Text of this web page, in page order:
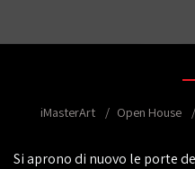
iMasterArt Open House
Si aprono di nuovo le porte